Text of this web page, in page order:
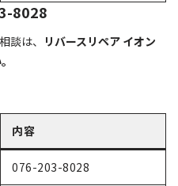
8028
談は、 リバースリペア イオン
内容
076-203-8028